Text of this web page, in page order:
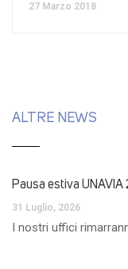
27 Marzo 2018
ALTRE NEWS
Pausa estiva
31 Luglio, 2026
I nostri uffici